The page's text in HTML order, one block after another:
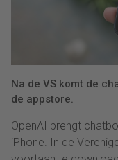
Na de VS komt de
de appstore.
OpenAI brengt
iPhone. In de